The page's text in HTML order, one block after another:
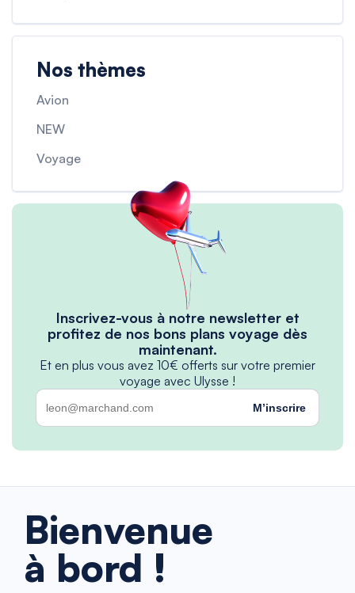
Nos thèmes
Avion
NEW
Voyage
Inscrivez-vous à notre newsletter et
profitez de nos bons plans voyage dès
maintenant.
Et en plus vous avez 10€ offerts sur votre premier
voyage avec Ulysse !
M’inscrire
Bienvenue
à bord !